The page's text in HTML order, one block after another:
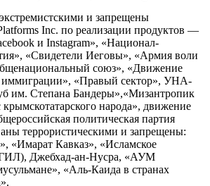
и запрещены
Inc. по реализации продуктов —
и Instagram», «Национал-
«Свидетели Иеговы», «Армия воли
союз», «Движение
иммиграции», «Правый сектор», УНА-
Степана Бандеры»,«Мизантропик
народа», движение
политическая партия
террористическими и запрещены:
«Имарат Кавказ», «Исламское
Джебхад-ан-Нусра, «АУМ
«Аль-Каида в странах